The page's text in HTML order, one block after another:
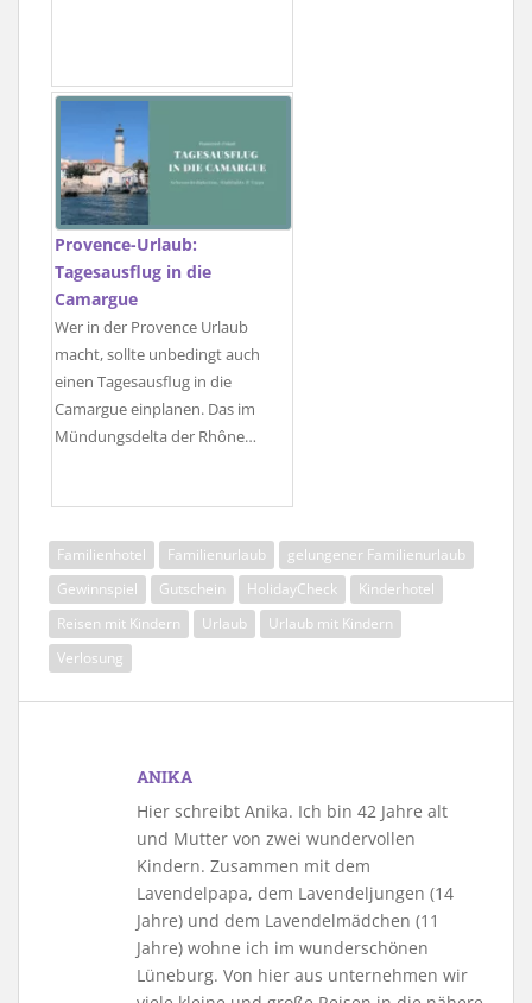
Provence-Urlaub:
Tagesausflug in die
Camargue
Wer in der Provence Urlaub
macht, sollte unbedingt auch
einen Tagesausflug in die
Camargue einplanen. Das im
Mündungsdelta der Rhône…
Familienhotel Familienurlaub
gelungener Familienurlaub
Gewinnspiel
Gutschein HolidayCheck
Kinderhotel
Reisen mit Kindern
Urlaub
Urlaub mit Kindern
Verlosung
ANIKA
Hier schreibt Anika. Ich bin 42 Jahre alt
und Mutter von zwei wundervollen
Kindern. Zusammen mit dem
Lavendelpapa, dem Lavendeljungen (14
Jahre) und dem Lavendelmädchen (11
Jahre) wohne ich im wunderschönen
Lüneburg. Von hier aus unternehmen wir